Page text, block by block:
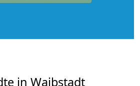
in Waibstadt